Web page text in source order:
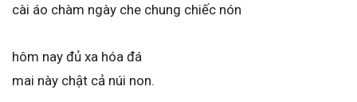
cài áo chàm ngày che chung chiếc nón
hôm nay đủ xa hóa đá
mai này chật cả núi non.